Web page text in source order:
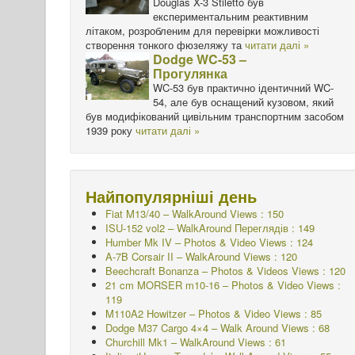
експериментальним реактивним
літаком, розробленим для перевірки можливості
створення тонкого фюзеляжу тачитати далі »
Dodge WC-53 –
Прогулянка
WC-53 був практично ідентичний WC-
54, але був оснащений кузовом, який
був модифікований цивільним транспортним засобом
1939 року читати далі »
Найпопулярніші день
Fiat M13/40 – WalkAround Views : 150
ISU-152 vol2 – WalkAround Переглядів : 149
Humber Mk IV – Photos & Video Views : 124
A-7B Corsair II – WalkAround Views : 120
Beechcraft Bonanza – Photos & Videos Views : 120
21 cm MORSER m10-16 – Photos & Video Views :
119
M110A2 Howitzer – Photos & Video Views : 85
Dodge M37 Cargo 4×4 – Walk Around Views : 68
Churchill Mk1 – WalkAround Views : 61